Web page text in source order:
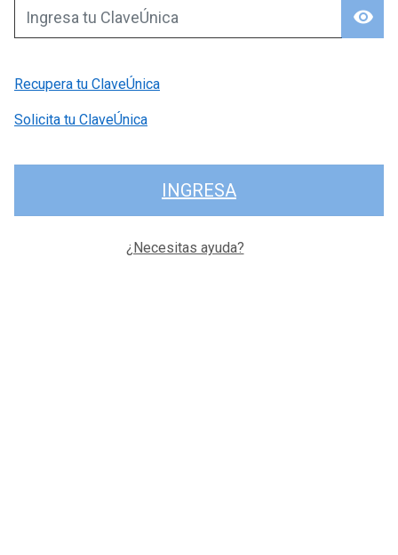
visibility
Ingresa tu ClaveÚnica
Recupera tu ClaveÚnica
Solicita tu ClaveÚnica
INGRESA
¿Necesitas ayuda?